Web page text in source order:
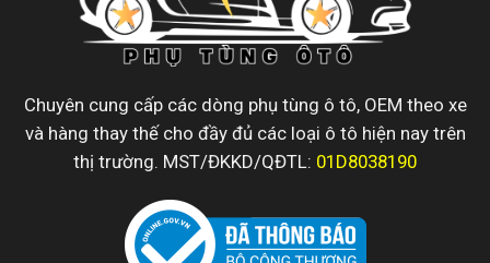
Chuyên cung cấp các dòng phụ tùng ô tô, OEM theo xe
và hàng thay thế cho đầy đủ các loại ô tô hiện nay trên
thị trường. MST/ĐKKD/QĐTL: 01D8038190